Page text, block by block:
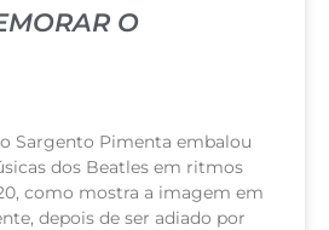
O
Sargento Pimenta embalou
dos Beatles em ritmos
como mostra a imagem em
depois de ser adiado por